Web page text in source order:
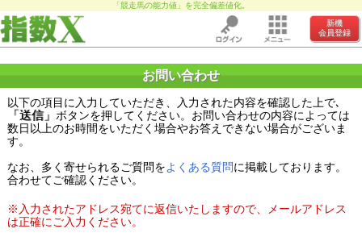
「競走馬の能力値」を完全偏差値化。
新機
会員登録
お問い合わせ
以下の項目に入力していただき、入力された内容を確認した上で､
「送信」 ボタンを押してください。お問い合わせの内容によっては
数日以上のお時間をいただく場合やお答えできない場合がございま
す。
なお、多く寄せられるご質問をよくある質問に掲載しております。
合わせてご確認ください。
※入力されたアドレス宛てに返信いたしますので、メールアドレス
は正確にご入力ください。